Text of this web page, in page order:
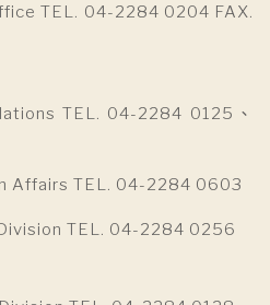
TEL. 04-2284 0204 FAX.
TEL. 04-2284 0125、
Affairs TEL. 04-2284 0603
TEL. 04-2284 0256